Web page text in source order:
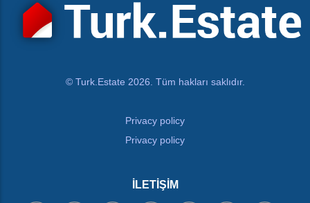
© Turk.Estate 2026. Tüm hakları saklıdır.
Privacy policy
Privacy policy
İLETIŞIM